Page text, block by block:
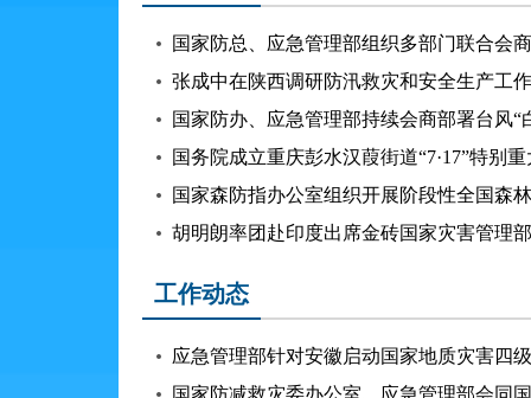
国家防总、应急管理部组织多部门联合会
张成中在陕西调研防汛救灾和安全生产工作
国家防办、应急管理部持续会商部署台风“
国务院成立重庆彭水汉葭街道“7·17”特别
国家森防指办公室组织开展阶段性全国森
胡明朗率团赴印度出席金砖国家灾害管理
工作动态
应急管理部针对安徽启动国家地质灾害四